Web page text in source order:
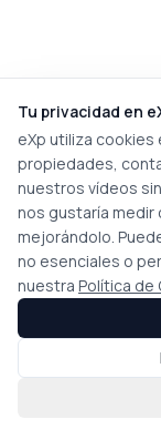
Tu privacidad en
eXp utiliza
propiedades,
nuestros vídeos
nos gustaría medir
mejorándolo.
no esenciales o
nuestra Política de